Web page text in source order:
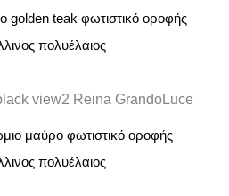
golden teak φωτιστικό οροφής
πολυέλαιος
μαύρο φωτιστικό οροφής
πολυέλαιος